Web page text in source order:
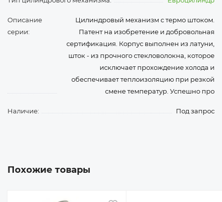
Описание
серии:
Цилиндровый механизм с термо штоком.
Патент на изобретение и добровольная
сертификация. Корпус выполнен из латуни,
шток - из прочного стекловолокна, которое
исключает прохождение холода и
обеспечивает теплоизоляцию при резкой
смене температур. Успешно про
Наличие: Под запрос
Похожие товары